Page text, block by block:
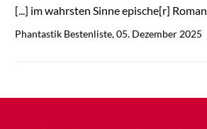
[...] im wahrsten Sinne epische[r] Roman
Phantastik Bestenliste, 05. Dezember 2025